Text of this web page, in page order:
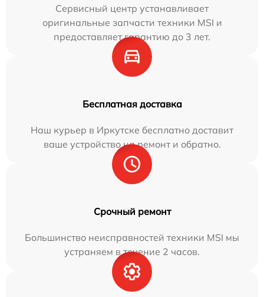
Сервисный центр устанавливает
оригинальные запчасти техники MSI и
предоставляет гарантию до 3 лет.
Бесплатная доставка
Наш курьер в Иркутске бесплатно доставит
ваше устройство на ремонт и обратно.
Срочный ремонт
Большинство неисправностей техники MSI мы
устраняем в течение 2 часов.